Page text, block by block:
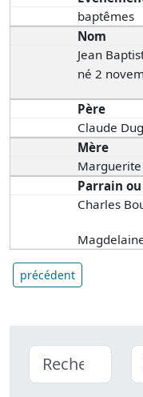
baptêmes
Nom
Jean
né 2
Père
Claude
Mère
Parrain
Charles
précédent